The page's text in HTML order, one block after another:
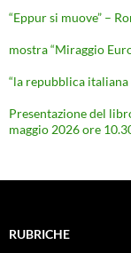
“Eppur si muove” –
mostra “Miraggio
“la repubblica italiana
Presentazione del
maggio 2026 ore
RUBRICHE